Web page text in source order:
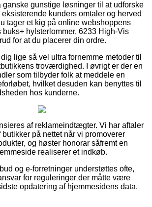
ganske gunstige løsninger til at udforske
kunders omtaler og herved
tager et kig på online webshoppens
buks+ hylsterlommer, 6233 High-Vis
for at du placerer din ordre.
lige så vel ultra fornemme metoder til
troværdighed. I øvrigt er der en
som tilbyder folk at meddele en
hvilket desuden kan benyttes til
hos kunderne.
af reklameindtægter. Vi har aftaler
på nettet når vi promoverer
og høster honorar såfremt en
realiserer et indkøb.
og e-forretninger understøttes ofte,
for reguleringer der måtte være
opdatering af hjemmesidens data.